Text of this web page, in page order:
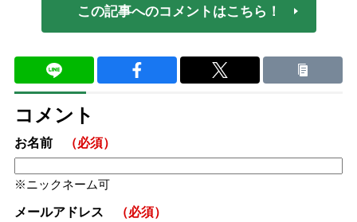
この記事へのコメントはこちら！
コメント
お名前 （必須）
ニックネーム可
メールアドレス （必須）